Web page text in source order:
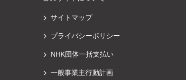
サイトマップ
プライバシーポリシー
NHK団体一括支払い
一般事業主行動計画